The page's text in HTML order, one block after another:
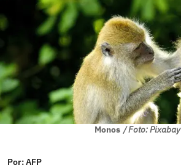
Monos / Foto: Pixabay
Por:AFP